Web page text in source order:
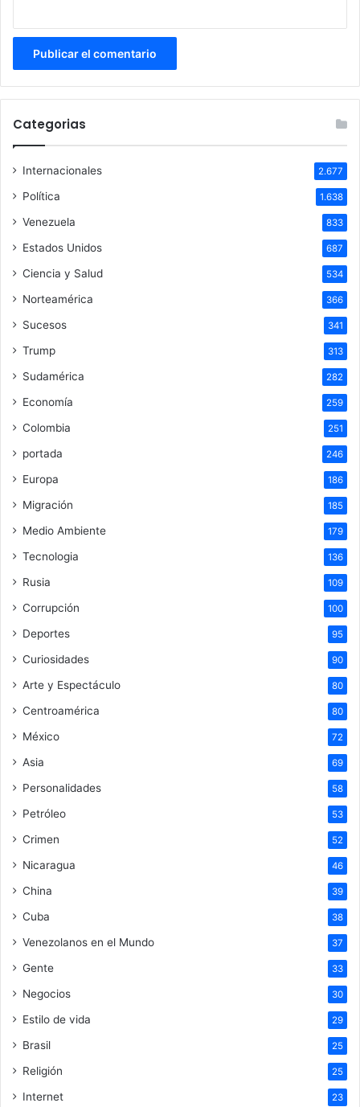
Categorias
Internacionales 2.677
Política 1.638
Venezuela 833
Estados Unidos 687
Ciencia y Salud 534
Norteamérica 366
Sucesos 341
Trump 313
Sudamérica 282
Economía 259
Colombia 251
portada 246
Europa 186
Migración 185
Medio Ambiente 179
Tecnologia 136
Rusia 109
Corrupción 100
Deportes 95
Curiosidades 90
Arte y Espectáculo 80
Centroamérica 80
México 72
Asia 69
Personalidades 58
Petróleo 53
Crimen 52
Nicaragua 46
China 39
Cuba 38
Venezolanos en el Mundo 37
Gente 33
Negocios 30
Estilo de vida 29
Brasil 25
Religión 25
Internet 23